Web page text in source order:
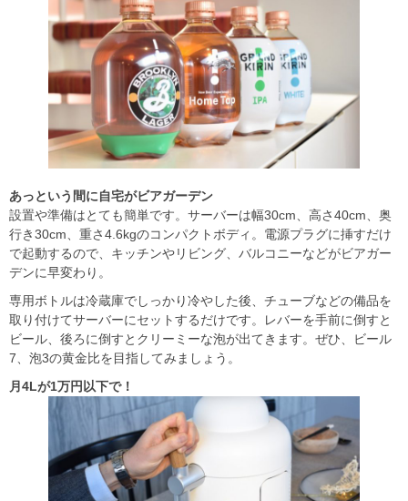
あっという間に自宅がビアガーデン
設置や準備はとても簡単です。サーバーは幅30cm、高さ40cm、奥
行き30cm、重さ4.6kgのコンパクトボディ。電源プラグに挿すだけ
で起動するので、キッチンやリビング、バルコニーなどがビアガー
デンに早変わり。
専用ボトルは冷蔵庫でしっかり冷やした後、チューブなどの備品を
取り付けてサーバーにセットするだけです。レバーを手前に倒すと
ビール、後ろに倒すとクリーミーな泡が出てきます。ぜひ、ビール
7、泡3の黄金比を目指してみましょう。
月 4Lが1万円以下で！